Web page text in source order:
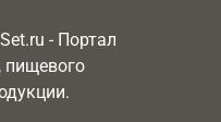
- Портал